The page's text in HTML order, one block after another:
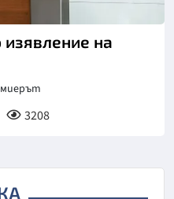
на
3208